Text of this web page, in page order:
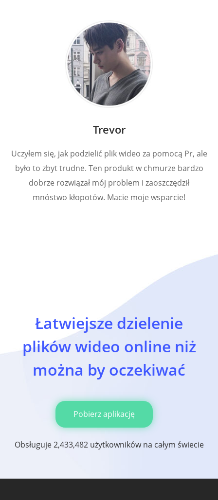
Trevor
Uczyłem się, jak podzielić plik wideo za pomocą Pr, ale
było to zbyt trudne. Ten produkt w chmurze bardzo
dobrze rozwiązał mój problem i zaoszczędził
mnóstwo kłopotów. Macie moje wsparcie!
Łatwiejsze dzielenie
plików wideo online niż
można by oczekiwać
Pobierz aplikację
Obsługuje 2,433,482 użytkowników na całym świecie